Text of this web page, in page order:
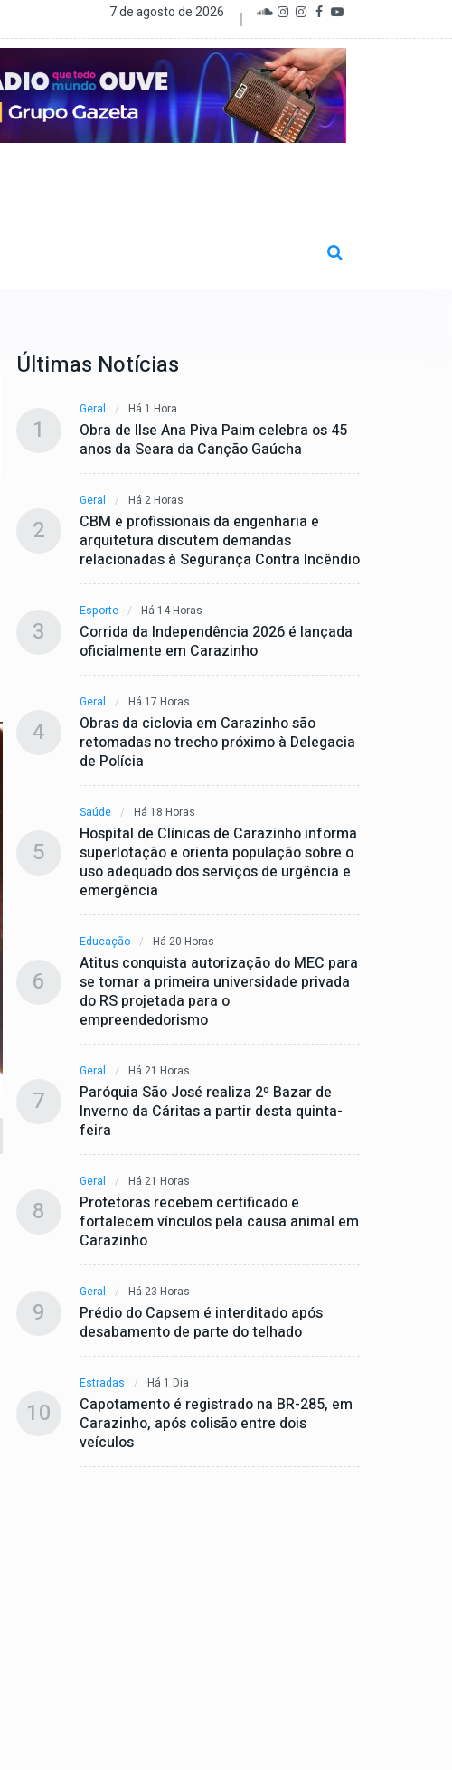
7 de agosto de 2026
Últimas Notícias
1
Geral Há 1 Hora
Obra de Ilse Ana Piva Paim celebra os 45
anos da Seara da Canção Gaúcha
2
Geral Há 2 Horas
CBM e profissionais da engenharia e
arquitetura discutem demandas
relacionadas à Segurança Contra Incêndio
3
Esporte Há 14 Horas
Corrida da Independência 2026 é lançada
oficialmente em Carazinho
4
Geral Há 17 Horas
Obras da ciclovia em Carazinho são
retomadas no trecho próximo à Delegacia
de Polícia
5
Saúde Há 18 Horas
Hospital de Clínicas de Carazinho informa
superlotação e orienta população sobre o
uso adequado dos serviços de urgência e
emergência
6
Educação Há 20 Horas
Atitus conquista autorização do MEC para
se tornar a primeira universidade privada
do RS projetada para o
empreendedorismo
7
Geral Há 21 Horas
Paróquia São José realiza 2º Bazar de
Inverno da Cáritas a partir desta quinta-
feira
8
Geral Há 21 Horas
Protetoras recebem certificado e
fortalecem vínculos pela causa animal em
Carazinho
9
Geral Há 23 Horas
Prédio do Capsem é interditado após
desabamento de parte do telhado
10
Estradas Há 1 Dia
Capotamento é registrado na BR-285, em
Carazinho, após colisão entre dois
veículos